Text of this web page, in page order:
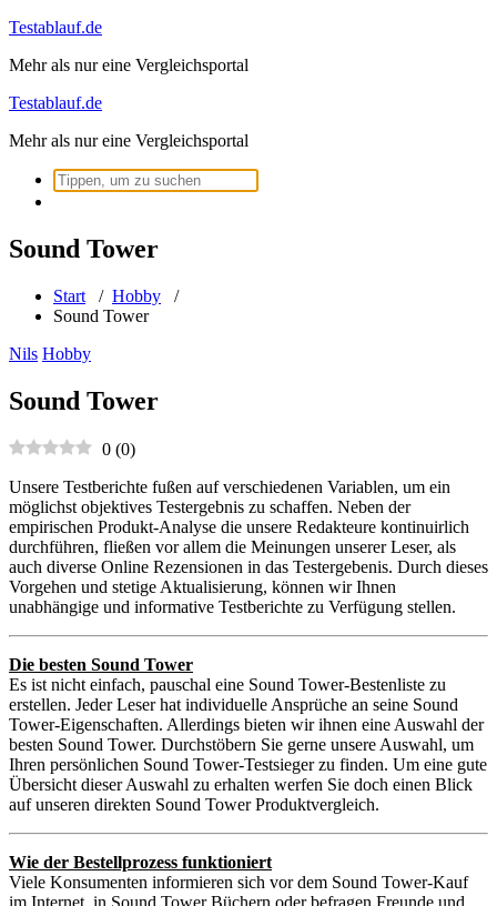
Zum
springen
Testablauf.de
Mehr als nur eine Vergleichsportal
Testablauf.de
Mehr als nur eine Vergleichsportal
Suchen
nach:
Sound Tower
Start / Hobby /
Sound Tower
Nils Hobby
Sound Tower
0 (0)
Unsere Testberichte fußen auf verschiedenen Variablen, um ein
möglichst objektives Testergebnis zu schaffen. Neben der
empirischen Produkt-Analyse die unsere Redakteure kontinuirlich
durchführen, fließen vor allem die Meinungen unserer Leser, als
auch diverse Online Rezensionen in das Testergebenis. Durch dieses
Vorgehen und stetige Aktualisierung, können wir Ihnen
unabhängige und informative Testberichte zu Verfügung stellen.
Die besten Sound Tower
Es ist nicht einfach, pauschal eine Sound Tower-Bestenliste zu
erstellen. Jeder Leser hat individuelle Ansprüche an seine Sound
Tower-Eigenschaften. Allerdings bieten wir ihnen eine Auswahl der
besten Sound Tower. Durchstöbern Sie gerne unsere Auswahl, um
Ihren persönlichen Sound Tower-Testsieger zu finden. Um eine gute
Übersicht dieser Auswahl zu erhalten werfen Sie doch einen Blick
auf unseren direkten Sound Tower Produktvergleich.
Wie der Bestellprozess funktioniert
Viele Konsumenten informieren sich vor dem Sound Tower-Kauf
im Internet, in Sound Tower Büchern oder befragen Freunde und